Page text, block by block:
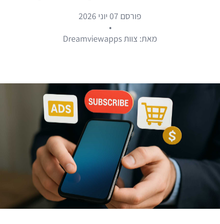
פורסם 07 יוני 2026
•
מאת: צוות Dreamviewapps